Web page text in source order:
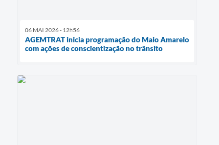
06 MAI 2026 - 12h56
AGEMTRAT inicia programação do Maio Amarelo
com ações de conscientização no trânsito